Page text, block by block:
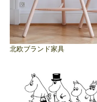
北欧ブランド家具